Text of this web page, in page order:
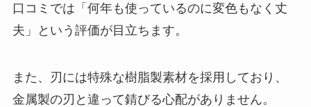
口コミでは「何年も使っているのに変色もなく丈
夫」という評価が目立ちます。
また、刃には特殊な樹脂製素材を採用しており、
金属製の刃と違って錆びる心配がありません。